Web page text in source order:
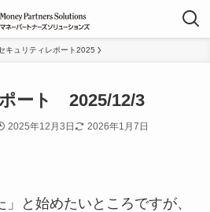
キュリティレポート2025
ート 2025/12/3
2025年12月3日 2026年1月7日
」と始めたいところですが、